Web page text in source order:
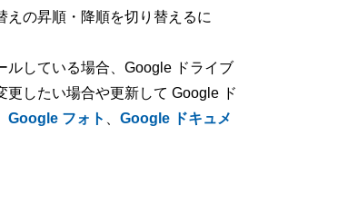
の昇順・降順を切り替えるに
ルしている場合、Google ドライブ
したい場合や更新して Google ド
Google フォト
Google ドキュメ